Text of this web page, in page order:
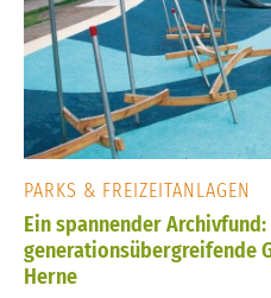
PARKS & FREIZEITANLAGEN
Ein spannender Archivfund:
generationsübergreifende
Herne